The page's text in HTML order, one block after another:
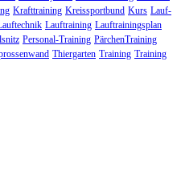
Krafttraining Kreissportbund Kurs Lauf-
Lauftraining Lauftrainingsplan
Personal-Training PärchenTraining
Thiergarten Training Training